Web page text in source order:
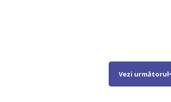
Vezi următorul